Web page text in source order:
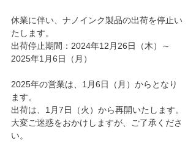
休業に伴い、ナノインク製品の出荷を停止い
たします。
出荷停止期間：2024年12月26日（木）～
2025年1月6日（月）
2025年の営業は、1月6日（月）からとなり
ます。
出荷は、1月7日（火）から再開いたします。
大変ご迷惑をおかけしますが、ご了承くださ
い。